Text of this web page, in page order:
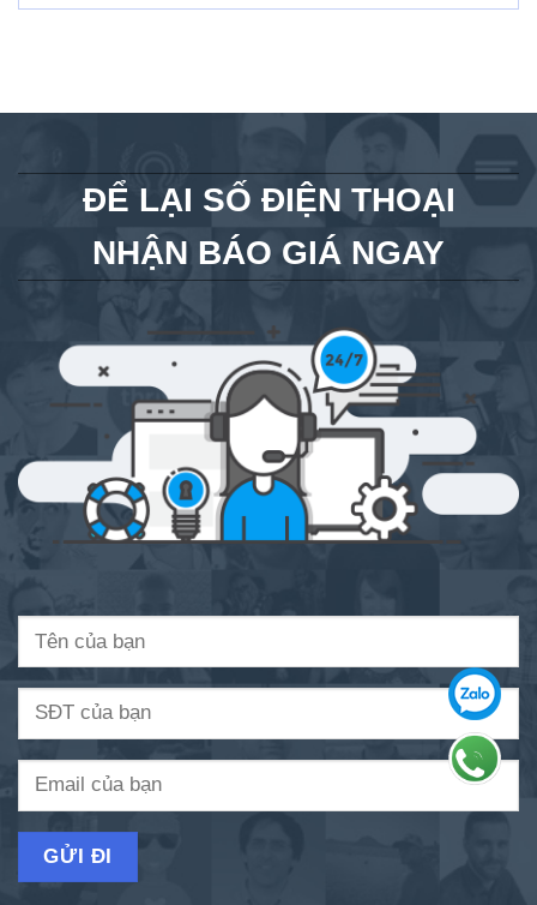
ĐỂ LẠI SỐ ĐIỆN THOẠI
NHẬN BÁO GIÁ NGAY